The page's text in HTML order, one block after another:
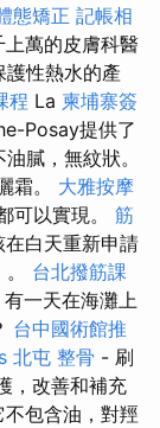
態矯正 記帳相
萬的皮膚科醫
性熱水的產
程 La 柬埔寨簽
Posay提供了
膩，無紋狀。
霜。 大雅按摩
可以實現。 筋
白天重新申請
台北撥筋課
有一天在海灘上
台中國術館推
北屯 整骨 - 刷
，改善和補充
不包含油，對羥